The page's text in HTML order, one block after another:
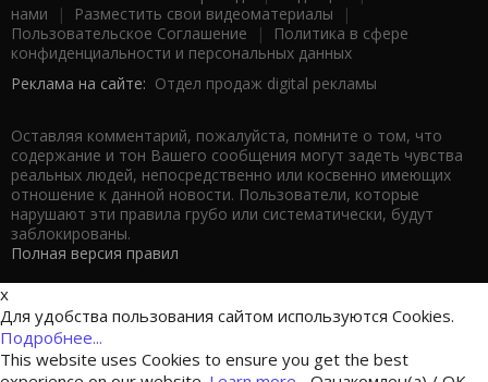
нами | Разместить свои видеоматериалы |
Пользовательское Соглашение |
Политика в сфере
конфиденциальности и персональных данных
Реклама на сайте: Отдел продаж digital рекламы
Оставляя комментарий, пожалуйста, помните о том, что
содержание и тон Вашего сообщения могут задеть чувства
реальных людей, непосредственно или косвенно имеющих
отношение к данной новости. Пользователи, которые
нарушают эти правила грубо или систематически, будут
заблокированы.
Полная версия правил
x
Для удобства пользования сайтом используются Cookies.
Подробнее...
This website uses Cookies to ensure you get the best